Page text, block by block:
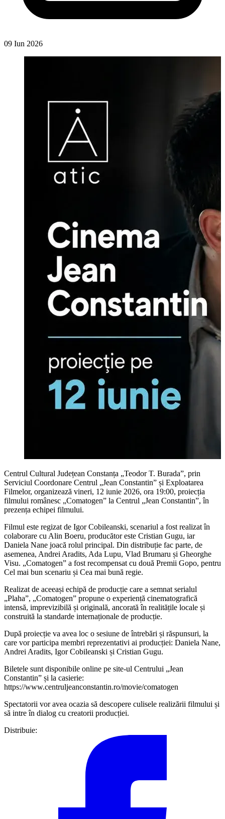
09 Iun 2026
Centrul Cultural Județean Constanța „Teodor T. Burada”, prin
Serviciul Coordonare Centrul „Jean Constantin” și Exploatarea
Filmelor, organizează vineri, 12 iunie 2026, ora 19:00, proiecția
filmului românesc „Comatogen” la Centrul „Jean Constantin”, în
prezența echipei filmului.
Filmul este regizat de Igor Cobileanski, scenariul a fost realizat în
colaborare cu Alin Boeru, producător este Cristian Gugu, iar
Daniela Nane joacă rolul principal. Din distribuție fac parte, de
asemenea, Andrei Aradits, Ada Lupu, Vlad Brumaru și Gheorghe
Visu. „Comatogen” a fost recompensat cu două Premii Gopo, pentru
Cel mai bun scenariu și Cea mai bună regie.
Realizat de aceeași echipă de producție care a semnat serialul
„Plaha”, „Comatogen” propune o experiență cinematografică
intensă, imprevizibilă și originală, ancorată în realitățile locale și
construită la standarde internaționale de producție.
După proiecție va avea loc o sesiune de întrebări și răspunsuri, la
care vor participa membri reprezentativi ai producției: Daniela Nane,
Andrei Aradits, Igor Cobileanski și Cristian Gugu.
Biletele sunt disponibile online pe site-ul Centrului „Jean
Constantin” și la casierie:
https://www.centruljeanconstantin.ro/movie/comatogen
Spectatorii vor avea ocazia să descopere culisele realizării filmului și
să intre în dialog cu creatorii producției.
Distribuie: